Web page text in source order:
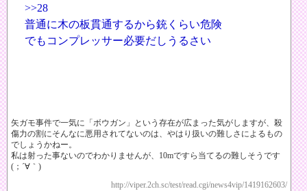
>>28
普通に木の板貫通するから銃くらい危険
でもコンプレッサー必要だしうるさい
矢ガモ事件で一気に「ボウガン」という存在が広まった気がしますが、殺
傷力の割にそんなに悪用されてないのは、やはり扱いの難しさによるもの
でしょうかねー。
私は射った事ないのでわかりませんが、10mですら当てるの難しそうです
(；´∀｀)
http://viper.2ch.sc/test/read.cgi/news4vip/1419162603/